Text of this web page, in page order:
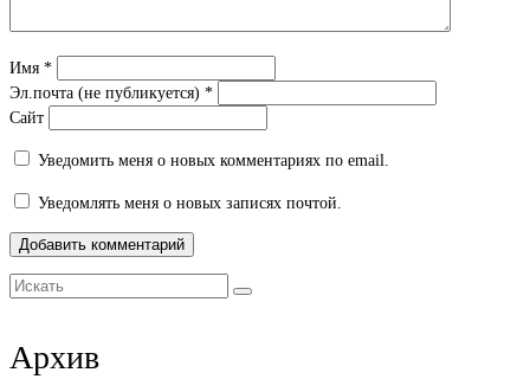
Имя *
Эл.почта (не публикуется) *
Сайт
Уведомить меня о новых комментариях по email.
Уведомлять меня о новых записях почтой.
Искать:
Архив